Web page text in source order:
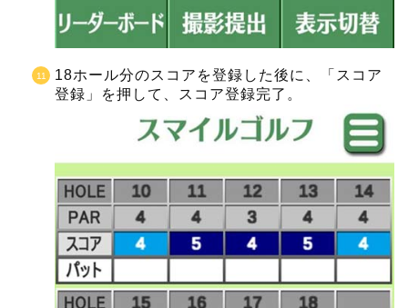
18ホール分のスコアを登録した後に、「スコア
登録」を押して、スコア登録完了。